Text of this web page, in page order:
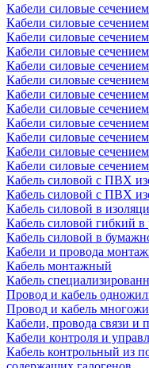
Кабели силовые
Кабели силовые
Кабели силовые
Кабели силовые
Кабели силовые
Кабели силовые
Кабели силовые
Кабели силовые
Кабели силовые
Кабели силовые
Кабели силовые
Кабели силовые
Кабель силовой с ПВХ
Кабель силовой с ПВХ
Кабель силовой в
Кабель силовой гибкий в
Кабель силовой в
Кабели и провода
Кабель монтажный
Кабель
Провод и кабель
Провод и кабель
Кабели, провода связи и
Кабели контроля и
Кабель контрольный из